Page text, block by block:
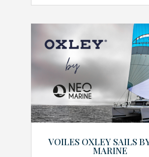
VOILES OXLEY SAILS
MARINE